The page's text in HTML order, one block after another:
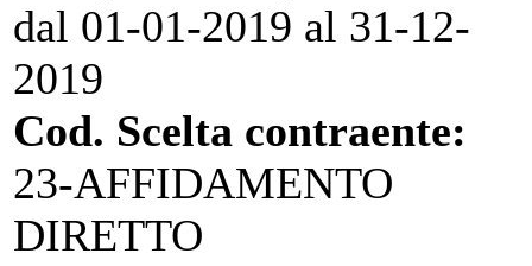
dal 01-01-2019 al 31-12-
2019
Cod. Scelta contraente:
23-AFFIDAMENTO
DIRETTO